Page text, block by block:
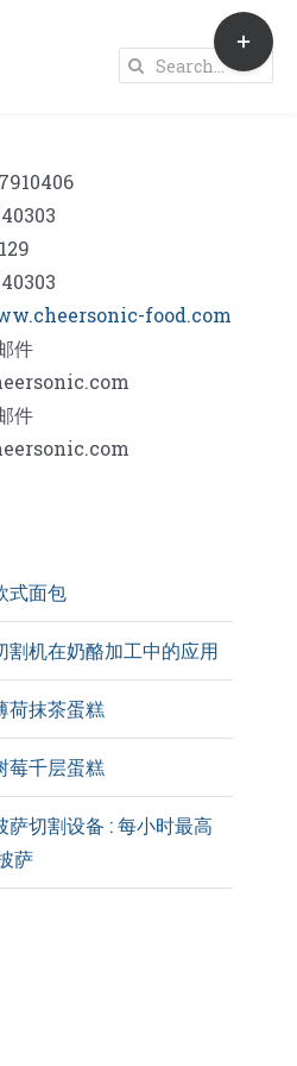
Search
food.com
件
件
式面包
割机在奶酪加工中的应用
荷抹茶蛋糕
莓千层蛋糕
萨切割设备 : 每小时最高
萨
Toggle
Sliding